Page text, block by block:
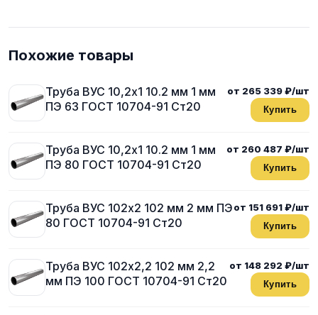
Похожие товары
Труба ВУС 10,2х1 10.2 мм 1 мм
ПЭ 63 ГОСТ 10704-91 Ст20
от 265 339 ₽/шт
Купить
Труба ВУС 10,2х1 10.2 мм 1 мм
ПЭ 80 ГОСТ 10704-91 Ст20
от 260 487 ₽/шт
Купить
Труба ВУС 102х2 102 мм 2 мм ПЭ
80 ГОСТ 10704-91 Ст20
от 151 691 ₽/шт
Купить
Труба ВУС 102х2,2 102 мм 2,2
мм ПЭ 100 ГОСТ 10704-91 Ст20
от 148 292 ₽/шт
Купить